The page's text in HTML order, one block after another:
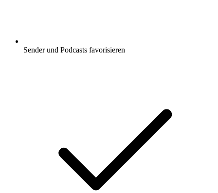
Sender und Podcasts favorisieren